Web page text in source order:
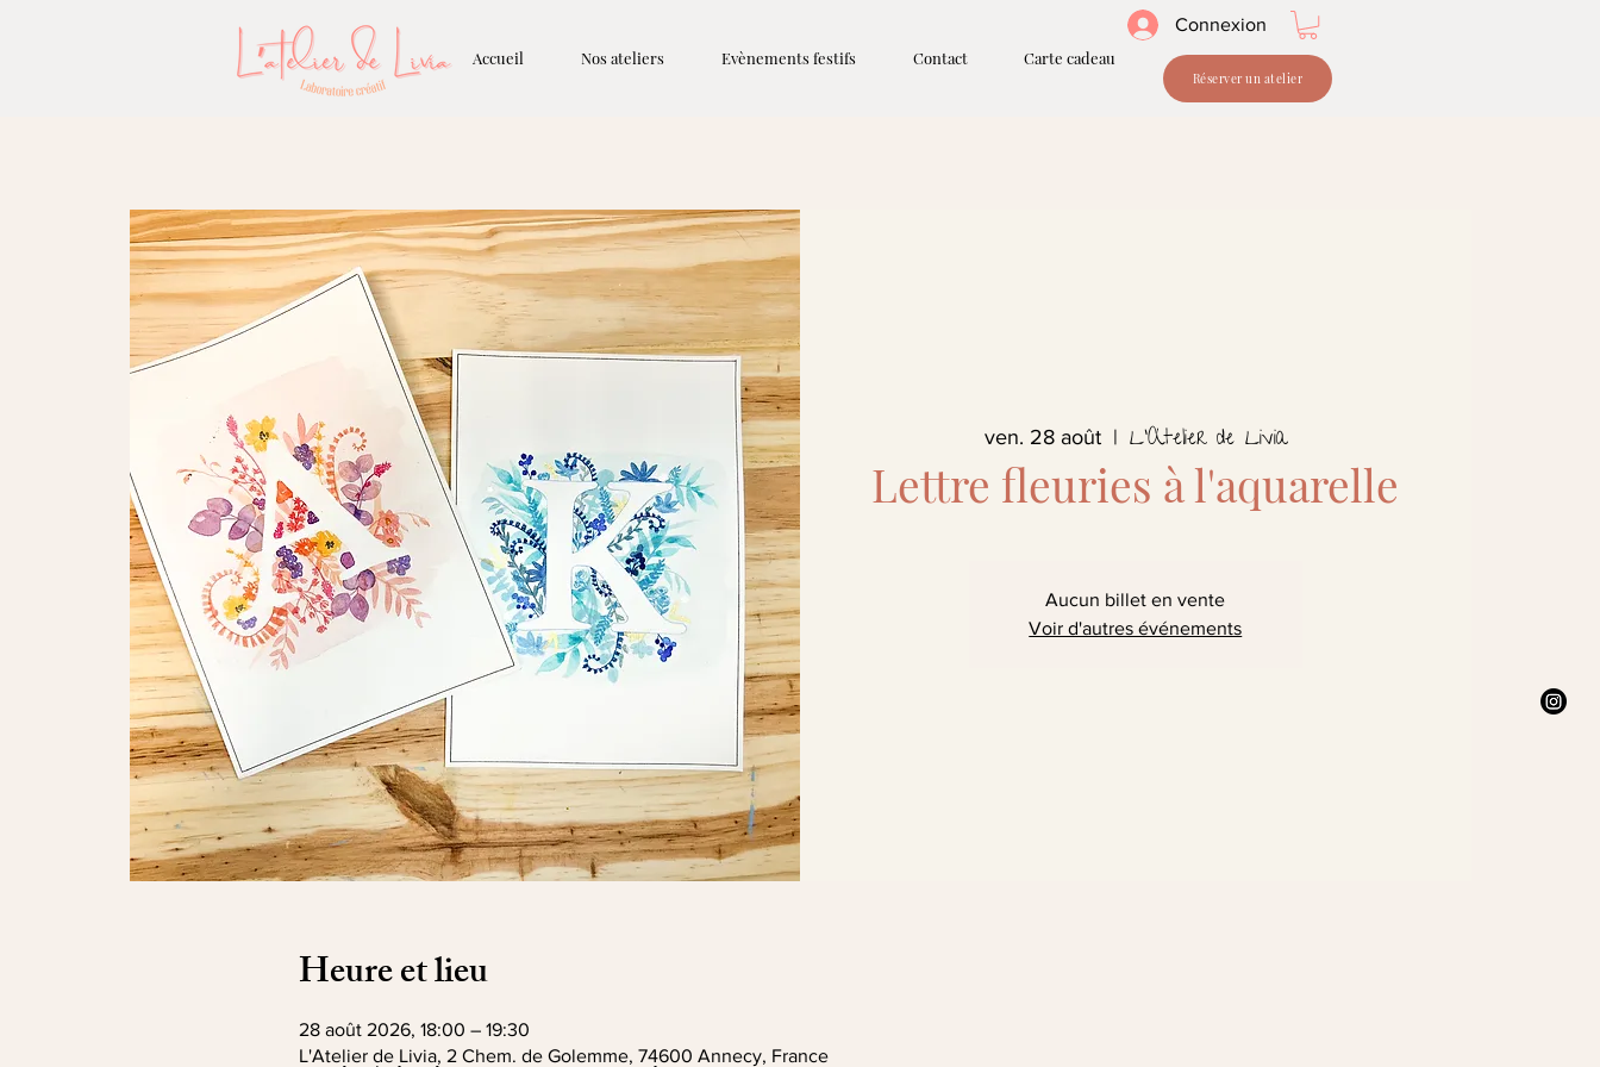
Connexion
Accueil
Nos ateliers Evènements festifs Contact Carte cadeau
Réserver un atelier
ven. 28 août
  |
L'Atelier de Livia
Lettre fleuries à l'aquarelle
Aucun billet en vente
Voir d'autres événements
Heure et lieu
28 août 2026, 18:00 – 19:30
L'Atelier de Livia, 2 Chem. de Golemme, 74600 Annecy, France